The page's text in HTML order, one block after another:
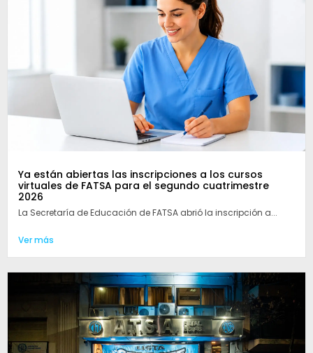
Ya están abiertas las inscripciones a los cursos
virtuales de FATSA para el segundo cuatrimestre
2026
La Secretaría de Educación de FATSA abrió la inscripción a...
Ver más